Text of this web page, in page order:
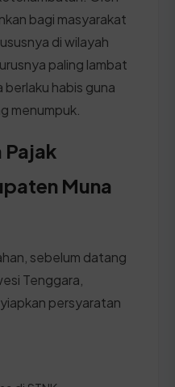
bagi masyarakat
di wilayah
paling lambat
berlaku habis guna
menumpuk.
Pajak
Muna
sebelum datang
Tenggara,
persyaratan